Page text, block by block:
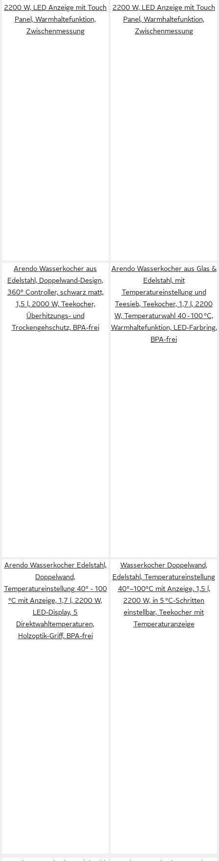
2200 W, LED Anzeige mit Touch
Panel, Warmhaltefunktion,
Zwischenmessung
2200 W, LED Anzeige mit Touch
Panel, Warmhaltefunktion,
Zwischenmessung
Arendo Wasserkocher aus
Edelstahl, Doppelwand-Design,
360° Controller, schwarz matt,
1,5 l, 2000 W, Teekocher,
Überhitzungs- und
Trockengehschutz, BPA-frei
Arendo Wasserkocher aus Glas &
Edelstahl, mit
Temperatureinstellung und
Teesieb, Teekocher, 1,7 l, 2200
W, Temperaturwahl 40 - 100 °C,
Warmhaltefunktion, LED‑Farbring,
BPA‑frei
Arendo Wasserkocher Edelstahl,
Doppelwand,
Temperatureinstellung 40° - 100
°C mit Anzeige, 1,7 l, 2200 W,
LED-Display, 5
Direktwahltemperaturen,
Holzoptik-Griff, BPA-frei
Wasserkocher Doppelwand,
Edelstahl, Temperatureinstellung
40°–100°C mit Anzeige, 1,5 l,
2200 W, in 5 °C-Schritten
einstellbar, Teekocher mit
Temperaturanzeige